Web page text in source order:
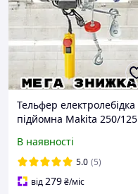
Тельфер електролебідка
підйомна Makita 250/125
пультом та висотою
підйому 20/10 м
В наявності
5.0 (5)
від279₴/міс